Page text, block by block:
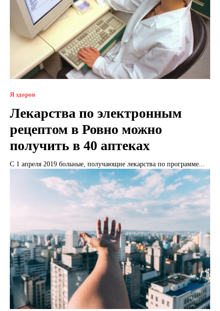
Я здоров
Лекарства по электронным
рецептом в Ровно можно
получить в 40 аптеках
С 1 апреля 2019 больные, получающие лекарства по программе...